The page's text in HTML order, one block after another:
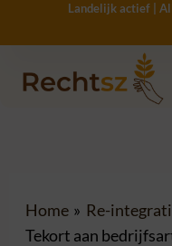
inhoud
Landelijk actief |
Home
Re-
Tekort aan